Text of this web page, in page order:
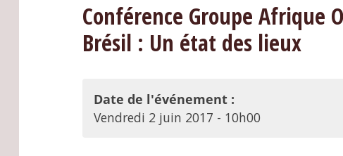
Conférence Groupe Afrique
Brésil : Un état des lieux
Date de l'événement :
Vendredi 2 juin 2017 - 10h00